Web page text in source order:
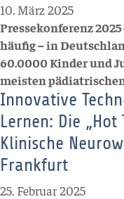
10. März 2025
Pressekonferenz
häufig – in
60.0000 Kinder und
meisten
Innovative
Lernen: Die
Klinische
Frankfurt
25. Februar 2025